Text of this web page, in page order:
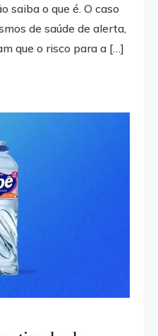
saiba o que é. O caso
de saúde de alerta,
que o risco para a […]